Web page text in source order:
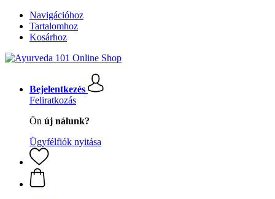
Navigációhoz
Tartalomhoz
Kosárhoz
Bejelentkezés
Feliratkozás
Ön új nálunk?
Ügyfélfiók nyitása